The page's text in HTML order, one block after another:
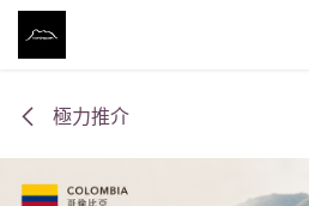
跳至內容
極力推介